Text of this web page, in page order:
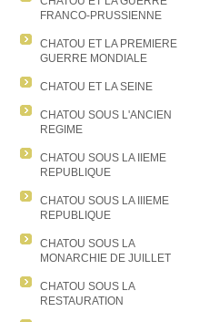
FRANCO-PRUSSIENNE
CHATOU ET LA PREMIERE
GUERRE MONDIALE
CHATOU ET LA SEINE
CHATOU SOUS L'ANCIEN
REGIME
CHATOU SOUS LA IIEME
REPUBLIQUE
CHATOU SOUS LA IIIEME
REPUBLIQUE
CHATOU SOUS LA
MONARCHIE DE JUILLET
CHATOU SOUS LA
RESTAURATION